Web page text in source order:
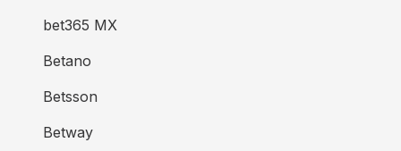
bet365 MX
Betano
Betsson
Betway